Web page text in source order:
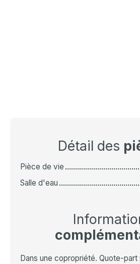
Détail des
Pièce de vie
Salle d'eau
Dans une copropriété. Quote-part